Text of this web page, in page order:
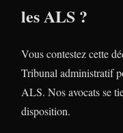
les ALS ?
Vous contestez cette
Tribunal administratif
ALS. Nos avocats se
disposition.